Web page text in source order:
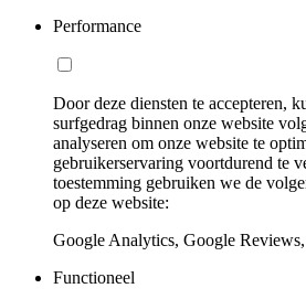
Performance
Door deze diensten te accepteren,
surfgedrag binnen onze website
analyseren om onze website te
gebruikerservaring voortdurend te
toestemming gebruiken we de
op deze website:
Google Analytics, Google
Functioneel